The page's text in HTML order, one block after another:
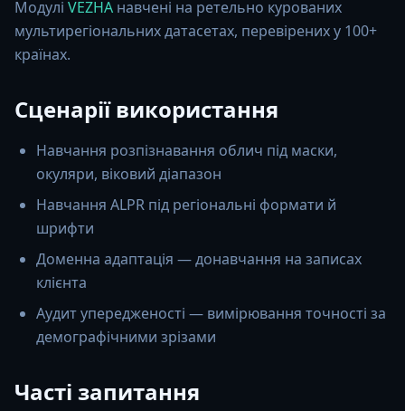
Модулі VEZHA навчені на ретельно курованих
мультирегіональних датасетах, перевірених у 100+
країнах.
Сценарії використання
Навчання розпізнавання облич під маски,
окуляри, віковий діапазон
Навчання ALPR під регіональні формати й
шрифти
Доменна адаптація — донавчання на записах
клієнта
Аудит упередженості — вимірювання точності за
демографічними зрізами
Часті запитання